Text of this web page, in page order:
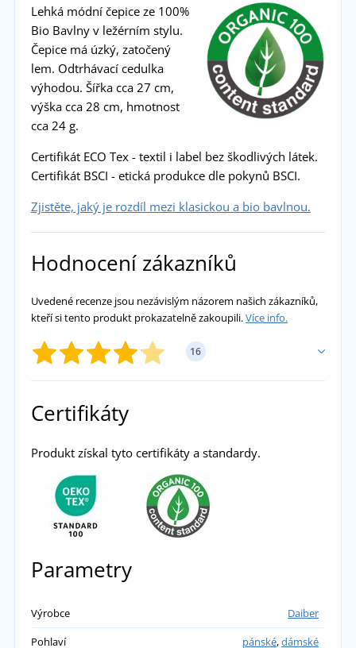
Lehká módní čepice ze 100%
Bio Bavlny v ležérním stylu.
Čepice má úzký, zatočený
lem. Odtrhávací cedulka
výhodou. Šířka cca 27 cm,
výška cca 28 cm, hmotnost
cca 24 g.
Certifikát ECO Tex - textil i label bez škodlivých látek.
Certifikát BSCI - etická produkce dle pokynů BSCI.
Zjistěte, jaký je rozdíl mezi klasickou a bio bavlnou.
Hodnocení zákazníků
Uvedené recenze jsou nezávislým názorem našich zákazníků,
kteří si tento produkt prokazatelně zakoupili.Více info.
16
Živá
Spokojenost. Koupila jsem podle recenzí a
přesně odpovídá očekávání. Hledala jsem
tenkou, ale hlavně bavlněnou čepici. Vzala
je nadšený. Původně jsem ji chtěla na práci
místo bandany (šátku), ale teď ji nosím běžně i
bohatě stačí.
přidáno 07.02.2026
Certifikáty
Produkt získal tyto certifikáty a standardy.
Parametry
Výrobce
Daiber
Pohlaví
pánské,dámské